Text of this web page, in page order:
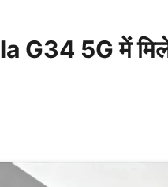
G34 5G में